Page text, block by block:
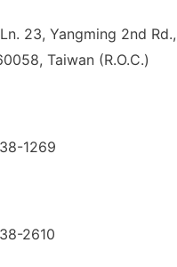
23, Yangming 2nd
Taiwan (R.O.C.)
1269
2610